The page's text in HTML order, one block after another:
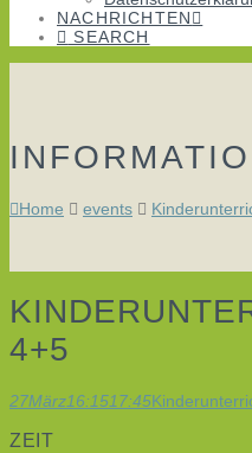
NACHRICHTEN
SEARCH
Home events
4+5
27März16:1517:45
ZEIT